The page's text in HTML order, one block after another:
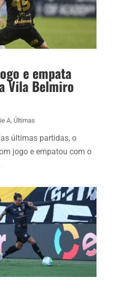
e empata
Vila Belmiro
A, Últimas
últimas partidas, o
jogo e empatou com o